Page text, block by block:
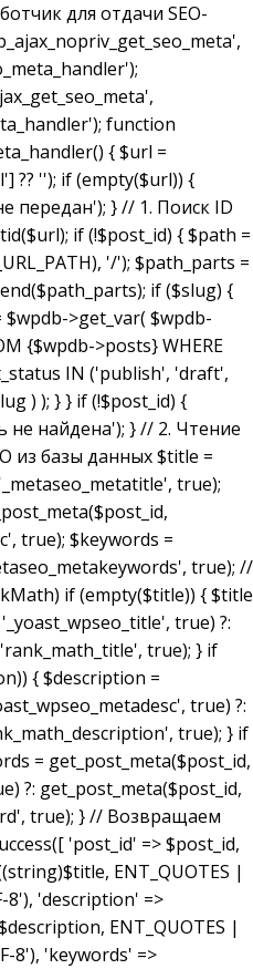
для отдачи SEO-
function
{ $url =
?? ''); if (empty($url)) {
передан'); } // 1. Поиск ID
if (!$post_id) { $path =
'/'); $path_parts =
if ($slug) {
>get_var( $wpdb-
{$wpdb->posts} WHERE
IN ('publish', 'draft',
) ); } } if (!$post_id) {
не найдена'); } // 2. Чтение
из базы данных $title =
true);
true); $keywords =
true); //
if (empty($title)) { $title
true) ?:
true); } if
{ $description =
true) ?:
true); } if
= get_post_meta($post_id,
?: get_post_meta($post_id,
true); } // Возвращаем
'post_id' => $post_id,
ENT_QUOTES |
8'), 'description' =>
ENT_QUOTES |
8'), 'keywords' =>